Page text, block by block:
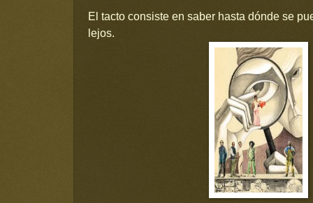
El tacto consiste en saber hasta dónde se
lejos.